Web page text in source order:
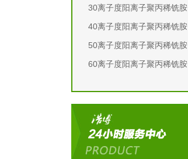
30离子度阳离子聚丙稀铣胺
40离子度阳离子聚丙稀铣胺
50离子度阳离子聚丙稀铣胺
60离子度阳离子聚丙稀铣胺